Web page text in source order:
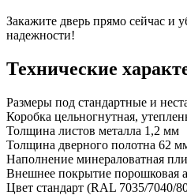
Закажите дверь прямо сейчас и
надежности!
Технические
Размеры под стандартные и
Коробка цельногнутная,
Толщина листов металла 1,2 мм
Толщина дверного полотна 62
Наполнение минераловатная
Внешнее покрытие порошковая
Цвет стандарт (RAL 7035/7040/